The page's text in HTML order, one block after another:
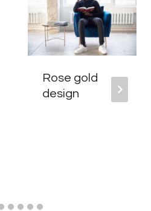
Rose gold
design